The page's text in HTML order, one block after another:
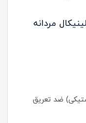
مردانه
ضد تعریق